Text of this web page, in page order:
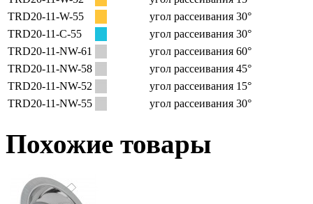
ТRD20-11-W-55
угол рассеивания 30°
ТRD20-11-C-55
угол рассеивания 30°
ТRD20-11-NW-61
угол рассеивания 60°
ТRD20-11-NW-58
угол рассеивания 45°
ТRD20-11-NW-52
угол рассеивания 15°
ТRD20-11-NW-55
угол рассеивания 30°
Похожие товары